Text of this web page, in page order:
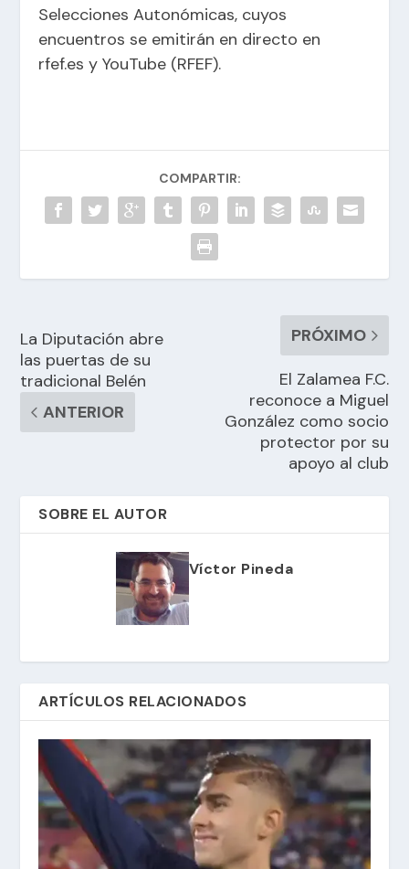
Selecciones Autonómicas, cuyos
encuentros se emitirán en directo en
rfef.es y YouTube (RFEF).
COMPARTIR:
La Diputación abre
las puertas de su
tradicional Belén
ANTERIOR
PRÓXIMO
El Zalamea F.C.
reconoce a Miguel
González como socio
protector por su
apoyo al club
SOBRE EL AUTOR
Víctor Pineda
ARTÍCULOS RELACIONADOS